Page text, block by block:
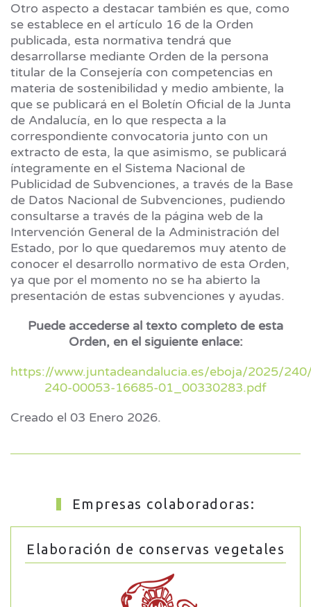
Otro aspecto a destacar también es que, como
se establece en el artículo 16 de la Orden
publicada, esta normativa tendrá que
desarrollarse mediante Orden de la persona
titular de la Consejería con competencias en
materia de sostenibilidad y medio ambiente, la
que se publicará en el Boletín Oficial de la Junta
de Andalucía, en lo que respecta a la
correspondiente convocatoria junto con un
extracto de esta, la que asimismo, se publicará
íntegramente en el Sistema Nacional de
Publicidad de Subvenciones, a través de la Base
de Datos Nacional de Subvenciones, pudiendo
consultarse a través de la página web de la
Intervención General de la Administración del
Estado, por lo que quedaremos muy atento de
conocer el desarrollo normativo de esta Orden,
ya que por el momento no se ha abierto la
presentación de estas subvenciones y ayudas.
Puede accederse al texto completo de esta
Orden, en el siguiente enlace:
https://www.juntadeandalucia.es/eboja/2025/
240-00053-16685-01_00330283.pdf
Creado el 03 Enero 2026.
Empresas colaboradoras:
Elaboración de conservas vegetales